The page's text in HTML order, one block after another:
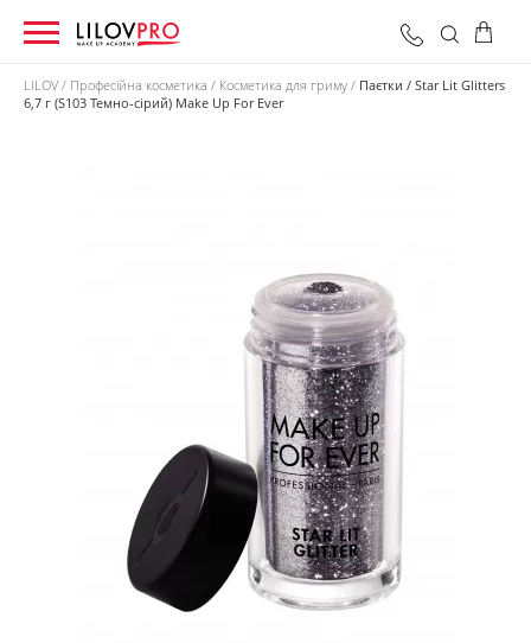
LILOV Професійна косметика Косметика для гриму
Паєтки / Star Lit Glitters
6,7 г (S103 Темно-сірий) Make Up For Ever